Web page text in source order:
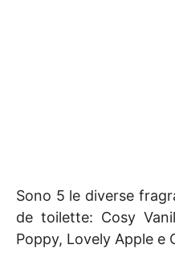
Sono 5 le diverse
de toilette: Cosy
Poppy, Lovely Apple e